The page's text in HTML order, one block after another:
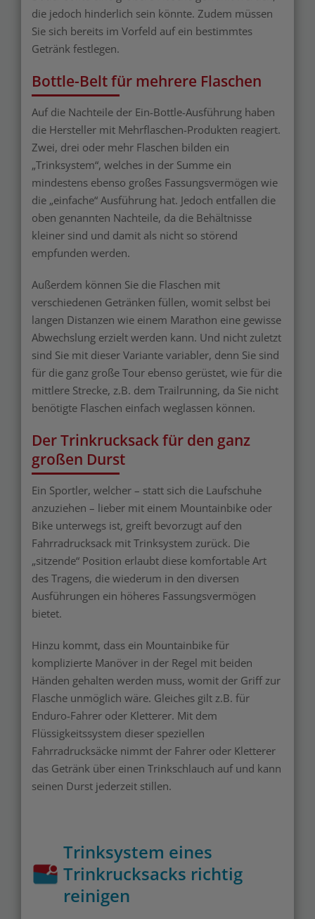
die jedoch hinderlich sein könnte. Zudem müssen
Sie sich bereits im Vorfeld auf ein bestimmtes
Getränk festlegen.
Bottle-Belt für mehrere Flaschen
Auf die Nachteile der Ein-Bottle-Ausführung haben
die Hersteller mit Mehrflaschen-Produkten reagiert.
Zwei, drei oder mehr Flaschen bilden ein
„Trinksystem“, welches in der Summe ein
mindestens ebenso großes Fassungsvermögen wie
die „einfache“ Ausführung hat. Jedoch entfallen die
oben genannten Nachteile, da die Behältnisse
kleiner sind und damit als nicht so störend
empfunden werden.
Außerdem können Sie die Flaschen mit
verschiedenen Getränken füllen, womit selbst bei
langen Distanzen wie einem Marathon eine gewisse
Abwechslung erzielt werden kann. Und nicht zuletzt
sind Sie mit dieser Variante variabler, denn Sie sind
für die ganz große Tour ebenso gerüstet, wie für die
mittlere Strecke, z.B. dem Trailrunning, da Sie nicht
benötigte Flaschen einfach weglassen können.
Der Trinkrucksack für den ganz
großen Durst
Ein Sportler, welcher – statt sich die Laufschuhe
anzuziehen – lieber mit einem Mountainbike oder
Bike unterwegs ist, greift bevorzugt auf den
Fahrradrucksack mit Trinksystem zurück. Die
„sitzende“ Position erlaubt diese komfortable Art
des Tragens, die wiederum in den diversen
Ausführungen ein höheres Fassungsvermögen
bietet.
Hinzu kommt, dass ein Mountainbike für
komplizierte Manöver in der Regel mit beiden
Händen gehalten werden muss, womit der Griff zur
Flasche unmöglich wäre. Gleiches gilt z.B. für
Enduro-Fahrer oder Kletterer. Mit dem
Flüssigkeitssystem dieser speziellen
Fahrradrucksäcke nimmt der Fahrer oder Kletterer
das Getränk über einen Trinkschlauch auf und kann
seinen Durst jederzeit stillen.
Trinksystem eines
Trinkrucksacks richtig
reinigen